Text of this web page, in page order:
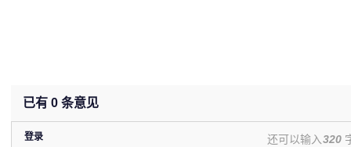
已有 0 条意见
登录 还可以输入320